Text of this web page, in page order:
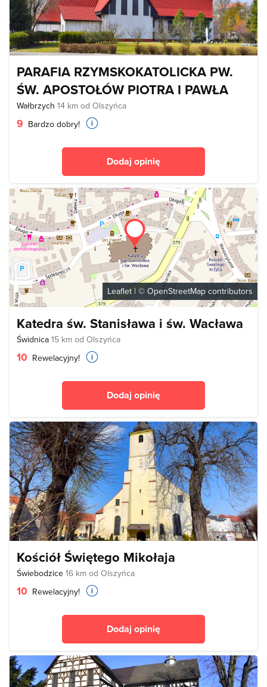
PARAFIA RZYMSKOKATOLICKA PW.
ŚW. APOSTOŁÓW PIOTRA I PAWŁA
Wałbrzych 14 km od Olszyńca
9 Bardzo dobry!
Dodaj opinię
Leaflet | © OpenStreetMap contributors
Katedra św. Stanisława i św. Wacława
Świdnica 15 km od Olszyńca
10 Rewelacyjny!
Dodaj opinię
Kościół Świętego Mikołaja
Świebodzice 16 km od Olszyńca
10 Rewelacyjny!
Dodaj opinię